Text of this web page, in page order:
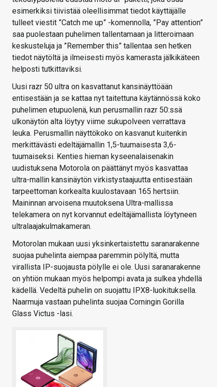
esimerkiksi tiivistää oleellisimmat tiedot käyttäjälle
tulleet viestit ”Catch me up” -komennolla, ”Pay attention”
saa puolestaan puhelimen tallentamaan ja litteroimaan
keskusteluja ja ”Remember this” tallentaa sen hetken
tiedot näytöltä ja ilmeisesti myös kamerasta jälkikäteen
helposti tutkittaviksi.
Uusi razr 50 ultra on kasvattanut kansinäyttöään
entisestään ja se kattaa nyt taitettuna käytännössä koko
puhelimen etupuolenä, kun perusmallin razr 50:ssä
ulkonäytön alta löytyy viime sukupolveen verrattava
leuka. Perusmallin näyttökoko on kasvanut kuitenkin
merkittävästi edeltäjämallin 1,5-tuumaisesta 3,6-
tuumaiseksi. Kenties hieman kyseenalaisenakin
uudistuksena Motorola on päättänyt myös kasvattaa
ultra-mallin kansinäytön virkistystaajuutta entisestään
tarpeettoman korkealta kuulostavaan 165 hertsiin.
Maininnan arvoisena muutoksena Ultra-mallissa
telekamera on nyt korvannut edeltäjämallista löytyneen
ultralaajakulmakameran.
Motorolan mukaan uusi yksinkertaistettu saranarakenne
suojaa puhelinta aiempaa paremmin pölyltä, mutta
virallista IP-suojausta pölylle ei ole. Uusi saranarakenne
on yhtiön mukaan myös helpompi avata ja sulkea yhdellä
kädellä. Vedeltä puhelin on suojattu IPX8-luokituksella.
Naarmuja vastaan puhelinta suojaa Corningin Gorilla
Glass Victus -lasi.